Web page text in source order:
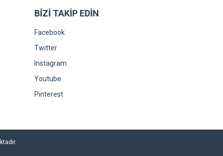
BİZİ TAKİP EDİN
Facebook
Twitter
Instagram
Youtube
Pinterest